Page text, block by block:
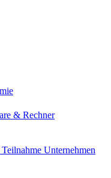
& Rechner
Teilnahme Unternehmen